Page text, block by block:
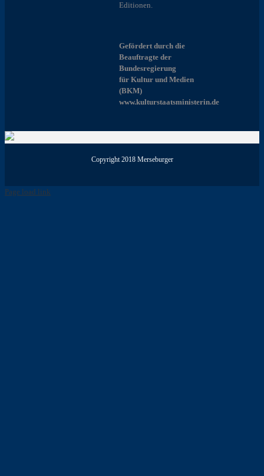
Editionen.
Gefördert durch die
Beauftragte der
Bundesregierung
für Kultur und Medien
(BKM)
www.kulturstaatsministerin.de
Copyright 2018 Merseburger
Page load link